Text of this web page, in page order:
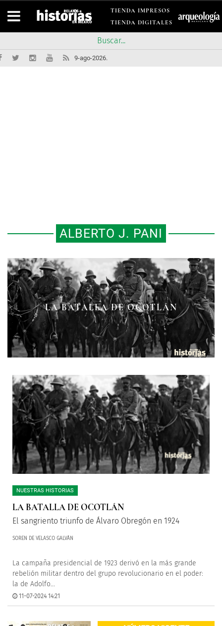
TIENDA IMPRESOS
TIENDA DIGITALES
9-ago-2026.
ALBERTO J. PANI
LA BATALLA DE OCOTLÁN
NUESTRAS HISTORIAS
LA BATALLA DE OCOTLÁN
El sangriento triunfo de Álvaro Obregón en 1924
SOREN DE VELASCO GALVÁN
La campaña presidencial de 1923 derivó en la más grande
rebelión militar dentro del grupo revolucionario en el poder:
la de Adolfo...
11-07-2024 14:21